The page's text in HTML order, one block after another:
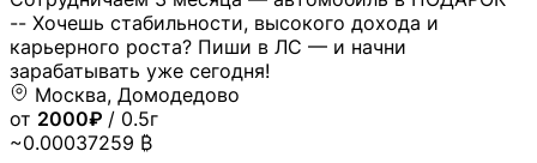
-- Хочешь стабильности, высокого дохода и
карьерного роста? Пиши в ЛС — и начни
зарабатывать уже сегодня!
Москва, Домодедово
от 2000₽ / 0.5г
~0.00037259 ₿